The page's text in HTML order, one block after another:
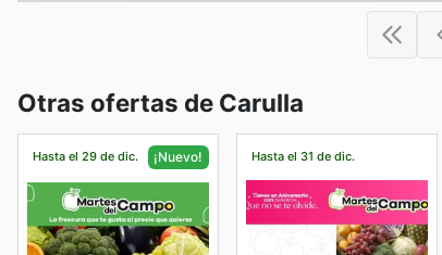
Otras ofertas de Carulla
Hasta el 29 de dic. ¡Nuevo! Hasta el 31 de dic.